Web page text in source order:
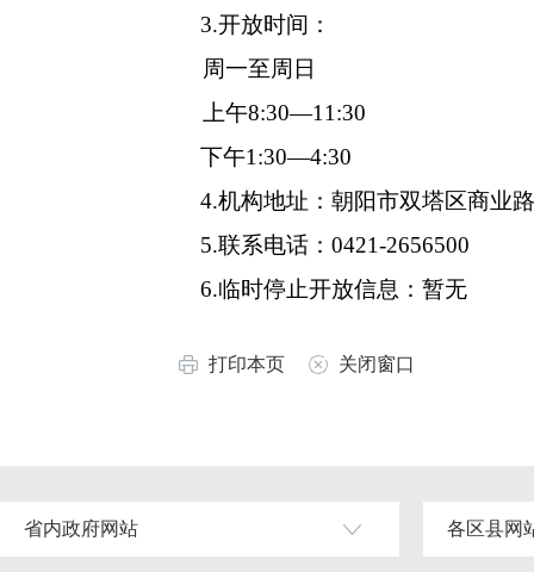
3.开放时间：
周一至周日
上午8:30—11:30
下午1:30—4:30
4.机构地址：朝阳市双塔区商业
5.联系电话：0421-2656500
6.临时停止开放信息：暂无
打印本页 关闭窗口
省内政府网站 各区县网